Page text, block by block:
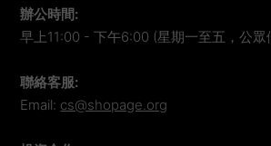
辦公時間:
早上11:00 - 下午6:00 (星期一至五，公眾
聯絡客服:
Email: cs@shopage.org